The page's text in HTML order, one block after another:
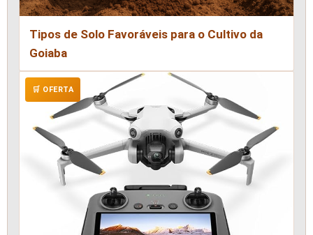
Tipos de Solo Favoráveis para o Cultivo da
Goiaba
🛒 OFERTA